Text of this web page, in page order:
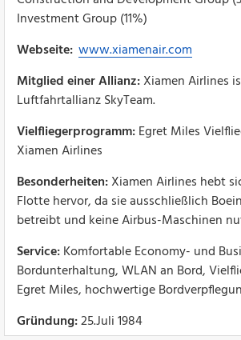
Investment Group (11%)
Webseite: www.xiamenair.com
Mitglied einer Allianz:Xiamen Airlines
Luftfahrtallianz SkyTeam.
Vielfliegerprogramm:Egret Miles
Xiamen Airlines
Besonderheiten:Xiamen Airlines hebt
Flotte hervor, da sie ausschließlich
betreibt und keine Airbus-Maschinen
Service:Komfortable Economy- und
Bordunterhaltung, WLAN an Bord,
Egret Miles, hochwertige
Gründung:25.Juli 1984